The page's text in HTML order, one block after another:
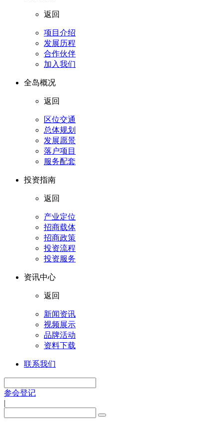
返回
项目介绍
发展历程
合作伙伴
加入我们
全岛概况
返回
区位交通
总体规划
发展愿景
落户项目
服务配套
投资指南
返回
产业定位
招商载体
招商政策
投资流程
投资服务
资讯中心
返回
新闻资讯
视频展示
品牌活动
资料下载
联系我们
参会登记
|